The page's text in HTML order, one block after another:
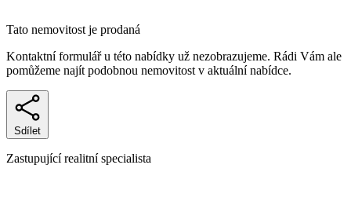
Tato nemovitost je prodaná
Kontaktní formulář u této nabídky už nezobrazujeme. Rádi Vám ale
pomůžeme najít podobnou nemovitost v aktuální nabídce.
Sdílet
Zastupující realitní specialista